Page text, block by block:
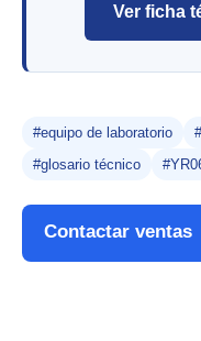
Ver ficha
#equipo de laboratorio
#glosario técnico
Contactar ventas